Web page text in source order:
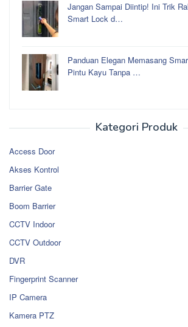
Jangan Sampai Diintip! Ini Trik
Smart Lock d…
Panduan Elegan Memasang
Pintu Kayu Tanpa …
Kategori Produk
Access Door
Akses Kontrol
Barrier Gate
Boom Barrier
CCTV Indoor
CCTV Outdoor
DVR
Fingerprint Scanner
IP Camera
Kamera PTZ